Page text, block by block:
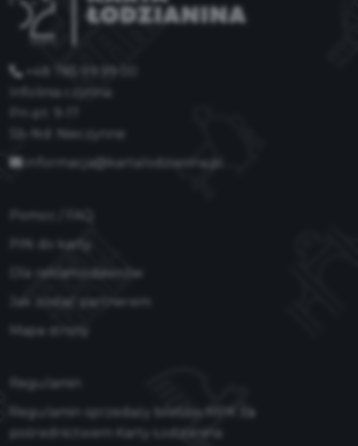
+48 785 99 99 00
Infolinia czynna:
Sb-Nd: Nieczynne
informacja@kartalodzianina.pl
PIN do karty
Dla reklamodawców
Jak zostać partnerem
Mapa strony
Regulamin
Regulamin sprzedaży biletów MPK za
pośrednictwem Karty Łodzianina